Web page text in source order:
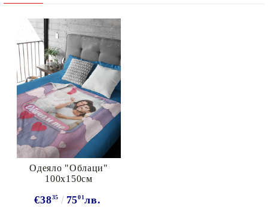
Одеяло "Облаци"
100х150см
€3835 7501лв.